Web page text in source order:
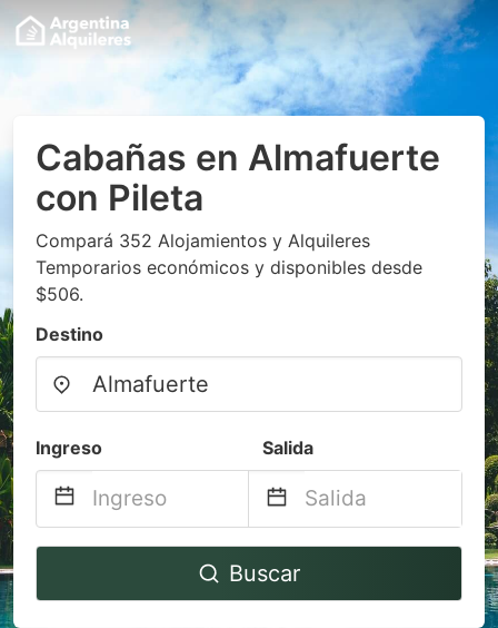
Cabañas en Almafuerte
con Pileta
Compará 352 Alojamientos y Alquileres
Temporarios económicos y disponibles desde
$506.
Destino
Ingreso Salida
Navigate
to
Navigate
to
Buscar